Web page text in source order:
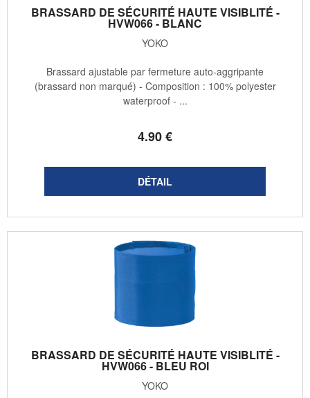
BRASSARD DE SÉCURITÉ HAUTE VISIBLITÉ -
HVW066 - BLANC
YOKO
4.90€
Brassard ajustable par fermeture auto-aggripante
(brassard non marqué) - Composition : 100% polyester
waterproof - ...
BRASSARD DE SÉCURITÉ HAUTE VISIBLITÉ -
HVW066 - BLEU ROI
YOKO